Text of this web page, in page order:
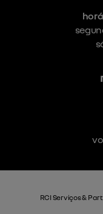
RCI Serviços &